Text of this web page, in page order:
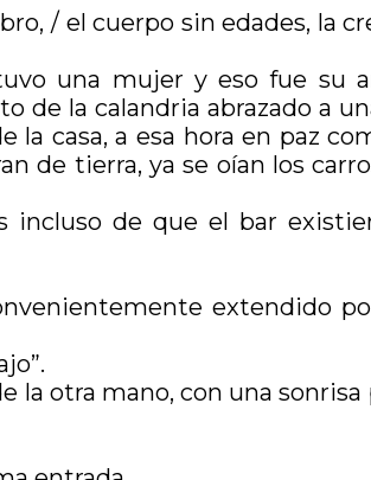
/ el cuerpo sin edades, la
una mujer y eso fue su
de la calandria abrazado a
casa, a esa hora en paz
de tierra, ya se oían los
incluso de que el bar
extendido
otra mano, con una